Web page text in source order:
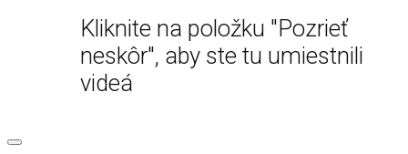
Kliknite na položku "Pozrieť
neskôr", aby ste tu umiestnili
videá